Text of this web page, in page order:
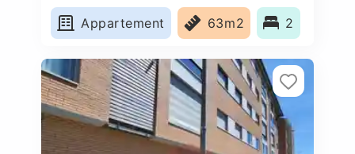
Appartement
63m2 2